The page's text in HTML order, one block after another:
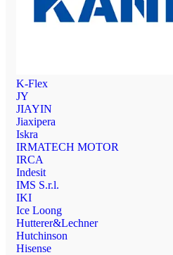
K-Flex
JY
JIAYIN
Jiaxipera
Iskra
IRMATECH MOTOR
IRCA
Indesit
IMS S.r.l.
IKI
Ice Loong
Hutterer&Lechner
Hutchinson
Hisense